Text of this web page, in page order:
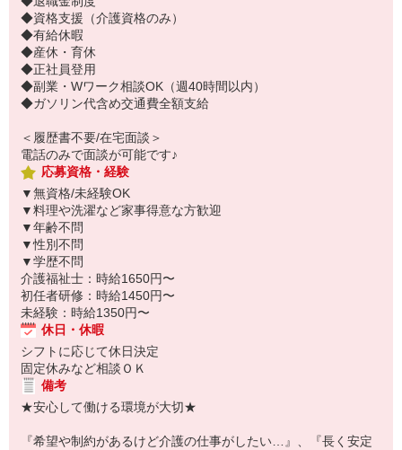
◆資格支援（介護資格のみ）
◆有給休暇
◆産休・育休
◆正社員登用
◆副業・Wワーク相談OK（週40時間以内）
◆ガソリン代含め交通費全額支給
＜履歴書不要/在宅面談＞
電話のみで面談が可能です♪
応募資格・経験
▼無資格/未経験OK
▼料理や洗濯など家事得意な方歓迎
▼年齢不問
▼性別不問
▼学歴不問
介護福祉士：時給1650円〜
初任者研修：時給1450円〜
未経験：時給1350円〜
休日・休暇
シフトに応じて休日決定
固定休みなど相談ＯＫ
備考
★安心して働ける環境が大切★
『希望や制約があるけど介護の仕事がしたい…』、『長く安定